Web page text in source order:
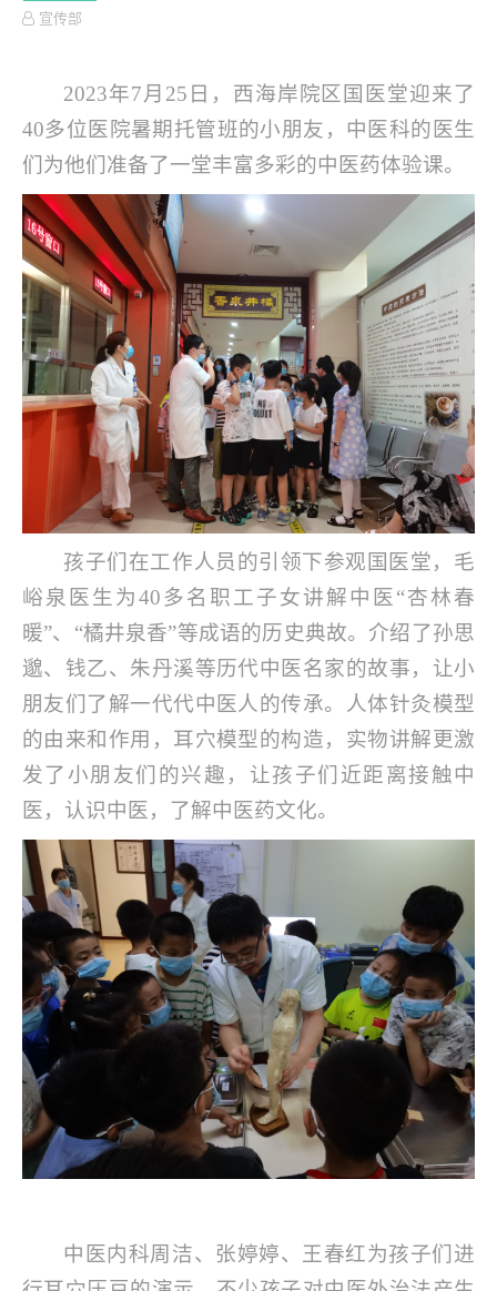
宣传部
2023年7月 25 日，西海岸院区国医堂迎来了
40多位医院暑期托管班的小朋友，中医科的医生
们为他们准备了一堂丰富多彩的中医药体验课。
孩子们在工作人员的引领下参观国医堂，毛
峪泉医生为40多名职工子女讲解中医“杏林春
暖”、“橘井泉香”等成语的历史典故。介绍了孙思
邈、钱乙、朱丹溪等历代中医名家的故事，让小
朋友们了解一代代中医人的传承。人体针灸模型
的由来和作用，耳穴模型的构造，实物讲解更激
发了小朋友们的兴趣，让孩子们近距离接触中
医，认识中医，了解中医药文化。
中医内科周洁、张婷婷、王春红为孩子们进